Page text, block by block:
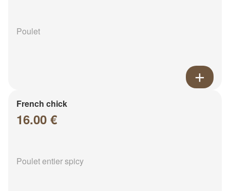
Poulet
French chick
16.00 €
Poulet entier spicy